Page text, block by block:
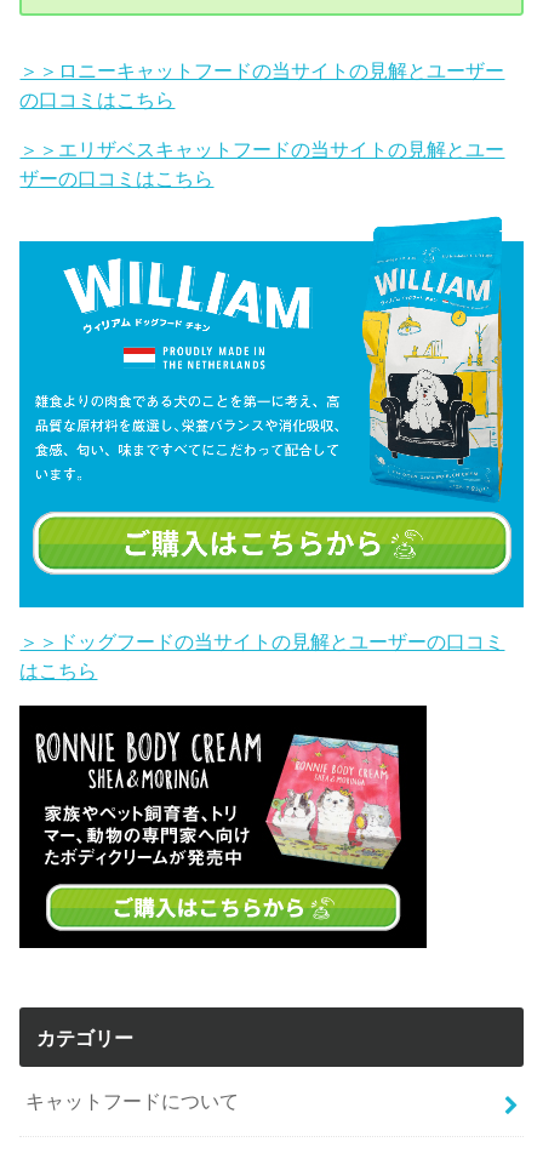
＞＞ロニーキャットフードの当サイトの見解とユーザー
の口コミはこちら
＞＞エリザベスキャットフードの当サイトの見解とユー
ザーの口コミはこちら
＞＞ドッグフードの当サイトの見解とユーザーの口コミ
はこちら
カテゴリー
キャットフードについて